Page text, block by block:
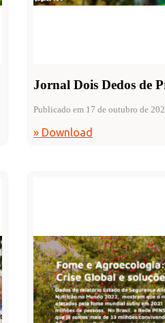
Jornal Dois Dedos de
Publicado em 17 de outubro de
» Download